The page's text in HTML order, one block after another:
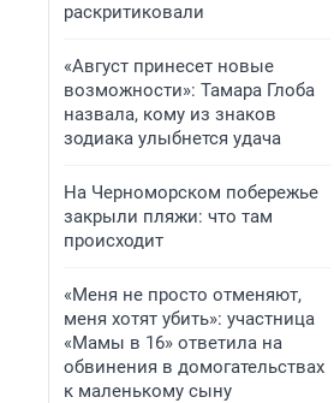
раскритиковали
«Август принесет новые
возможности»: Тамара Глоба
назвала, кому из знаков
зодиака улыбнется удача
На Черноморском побережье
закрыли пляжи: что там
происходит
«Меня не просто отменяют,
меня хотят убить»: участница
«Мамы в 16» ответила на
обвинения в домогательствах
к маленькому сыну